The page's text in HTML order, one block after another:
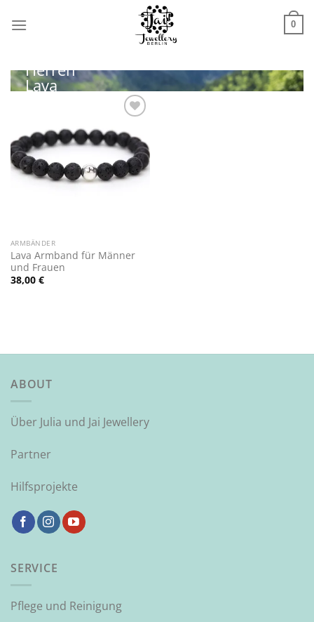
Inhalt
0
Herren
Lava
Wunschliste
hinzufügen
ARMBÄNDER
Lava Armband für Männer
und Frauen
38,00 €
ABOUT
Über Julia und Jai Jewellery
Partner
Hilfsprojekte
SERVICE
Pflege und Reinigung